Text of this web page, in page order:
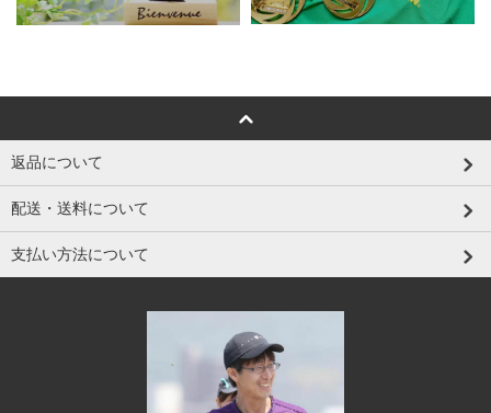
返品について
配送・送料について
支払い方法について